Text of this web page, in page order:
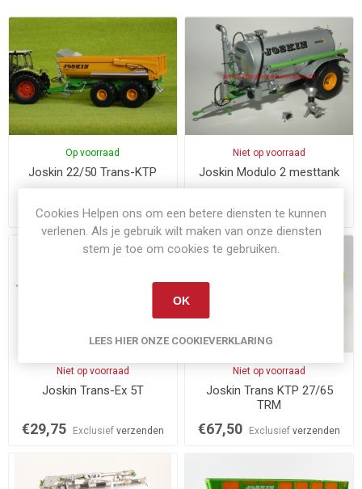
Op voorraad
Joskin 22/50 Trans-KTP
€65,95 Exclusiefverzenden
Niet op voorraad
Joskin Modulo 2 mesttank
€57,50 Exclusiefverzenden
Niet op voorraad
Joskin Trans-Ex 5T
€29,75 Exclusief verzenden
Niet op voorraad
Joskin Trans KTP 27/65
TRM
€67,50 Exclusiefverzenden
Cookies Helpen ons om een betere diensten te kunnen
verlenen. Als je gebruik wilt maken van onze diensten
stem je toe om cookies te gebruiken.
OK
LEES HIER ONZE COOKIEVERKLARING